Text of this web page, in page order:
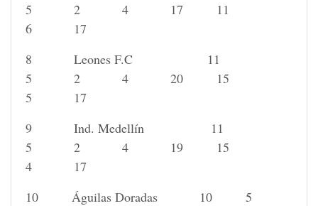
5 2 4 17 11
6 17
8 Leones F.C 11
5 2 4 20 15
5 17
9 Ind. Medellín 11
5 2 4 19 15
4 17
10 Águilas Doradas 10 5